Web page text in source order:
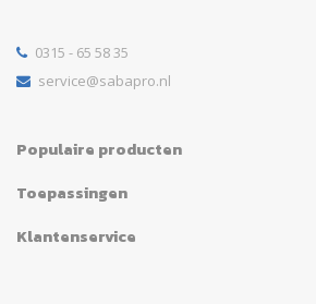
0315 - 65 58 35
service@sabapro.nl
Populaire producten
Toepassingen
Klantenservice